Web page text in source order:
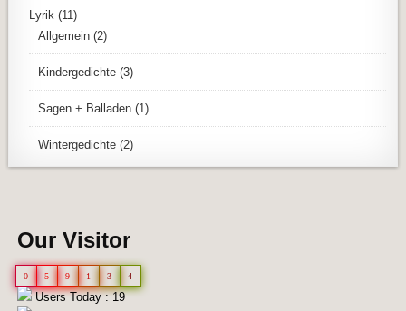
Lyrik (11)
Allgemein (2)
Kindergedichte (3)
Sagen + Balladen (1)
Wintergedichte (2)
Our Visitor
0 5 9 1 3 4
Users Today : 19